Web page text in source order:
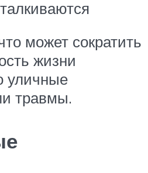
может сократить
жизни
уличные
травмы.